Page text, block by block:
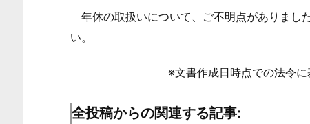
年休の取扱いについて、ご不明点がありまし
い。
※文書作成日時点での法令に
全投稿からの関連する記事: